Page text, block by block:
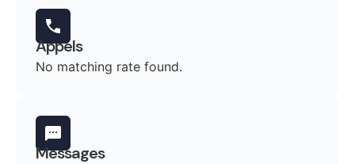
Appels
No matching rate found.
Messages